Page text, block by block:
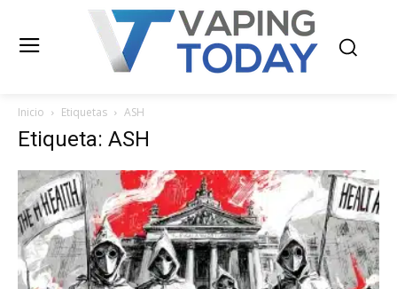
Inicio Etiquetas ASH
Etiqueta: ASH